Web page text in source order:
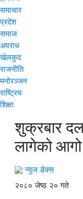
समाचार
प्रदेश
समाज
अपराध
खेलकुद
राजनीति
मनोरञ्जन
राष्ट्रिय
शिक्षा
शुक्रबार
लागेको
न्युज डेक्स
२०८० जेष्ठ २० गते